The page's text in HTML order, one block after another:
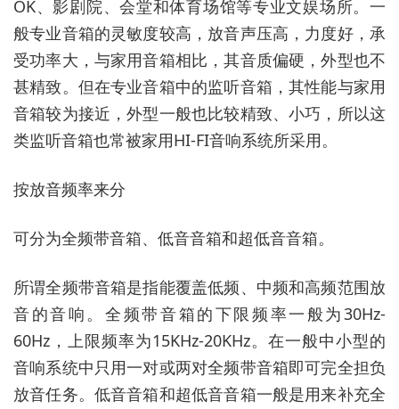
OK、影剧院、会堂和体育场馆等专业文娱场所。一
般专业音箱的灵敏度较高，放音声压高，力度好，承
受功率大，与家用音箱相比，其音质偏硬，外型也不
甚精致。但在专业音箱中的监听音箱，其性能与家用
音箱较为接近，外型一般也比较精致、小巧，所以这
类监听音箱也常被家用HI-FI音响系统所采用。
按放音频率来分
可分为全频带音箱、低音音箱和超低音音箱。
所谓全频带音箱是指能覆盖低频、中频和高频范围放
音的音响。全频带音箱的下限频率一般为30Hz-
60Hz，上限频率为15KHz-20KHz。在一般中小型的
音响系统中只用一对或两对全频带音箱即可完全担负
放音任务。低音音箱和超低音音箱一般是用来补充全